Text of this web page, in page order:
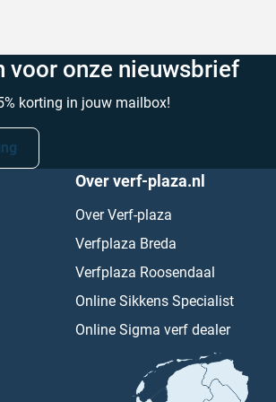
voor onze nieuwsbrief
korting in jouw mailbox!
Over verf-plaza.nl
Over Verf-plaza
Verfplaza Breda
Verfplaza Roosendaal
Online Sikkens Specialist
Online Sigma verf dealer